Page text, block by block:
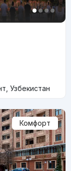
Узбекистан
Комфорт